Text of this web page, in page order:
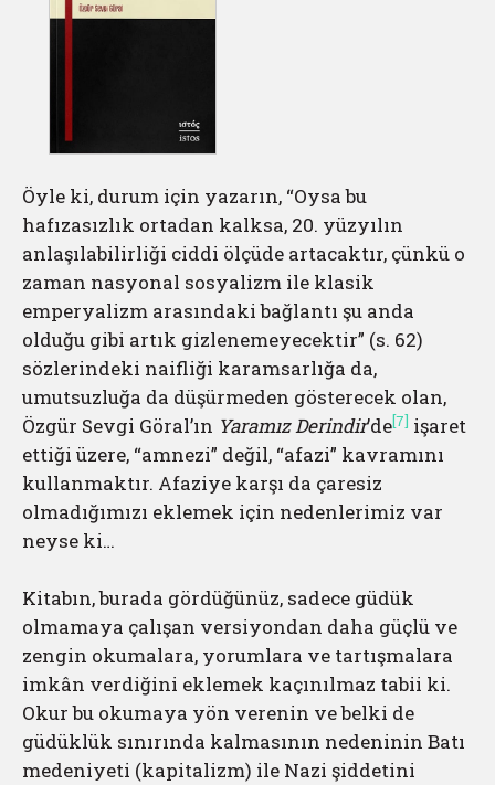
Öyle ki, durum için yazarın, “Oysa bu
hafızasızlık ortadan kalksa, 20. yüzyılın
anlaşılabilirliği ciddi ölçüde artacaktır, çünkü o
zaman nasyonal sosyalizm ile klasik
emperyalizm arasındaki bağlantı şu anda
olduğu gibi artık gizlenemeyecektir” (s. 62)
sözlerindeki naifliği karamsarlığa da,
umutsuzluğa da düşürmeden gösterecek olan,
Özgür Sevgi Göral’ın Yaramız Derindir’de[7] işaret
ettiği üzere, “amnezi” değil, “afazi” kavramını
kullanmaktır. Afaziye karşı da çaresiz
olmadığımızı eklemek için nedenlerimiz var
neyse ki…
Kitabın, burada gördüğünüz, sadece güdük
olmamaya çalışan versiyondan daha güçlü ve
zengin okumalara, yorumlara ve tartışmalara
imkân verdiğini eklemek kaçınılmaz tabii ki.
Okur bu okumaya yön verenin ve belki de
güdüklük sınırında kalmasının nedeninin Batı
medeniyeti (kapitalizm) ile Nazi şiddetini